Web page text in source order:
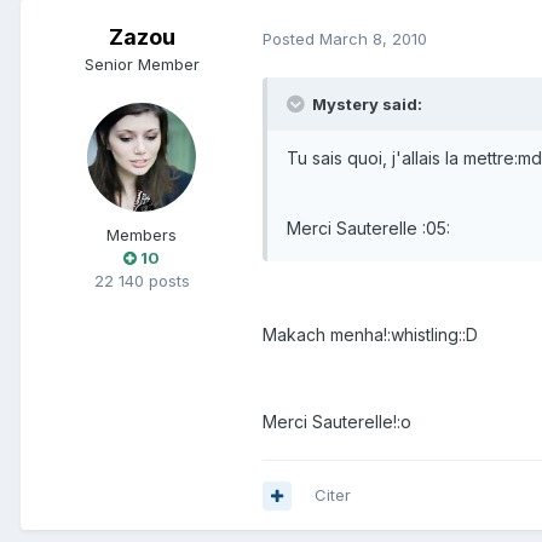
Zazou
Senior Member
Members
10
22 140 posts
Posted March 8, 2010
Mystery said:
Tu sais quoi, j'allais la
Merci Sauterelle :05:
Makach menha!:whistling::D
Merci Sauterelle!:o
Citer